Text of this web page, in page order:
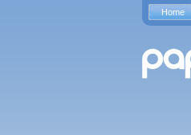
Home